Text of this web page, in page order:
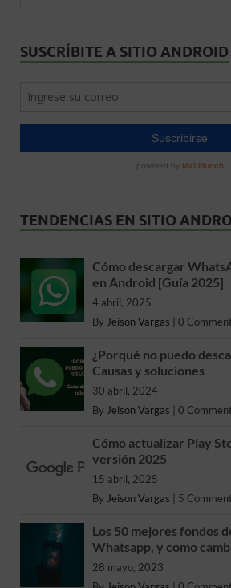
SUSCRÍBITE A SITIO ANDROID
TENDENCIAS EN SITIO
Cómo descargar
en Android [Guía 2025]
4 abril, 2025
By Jeison Vargas 0
¿Porqué no puedo
Causas y soluciones
30 abril, 2024
By Jeison Vargas 0
Cómo actualizar Play
versión 2025
15 abril, 2025
By Jeison Vargas 5
Los 50 mejores fondos
Whatsapp, y como
28 mayo, 2023